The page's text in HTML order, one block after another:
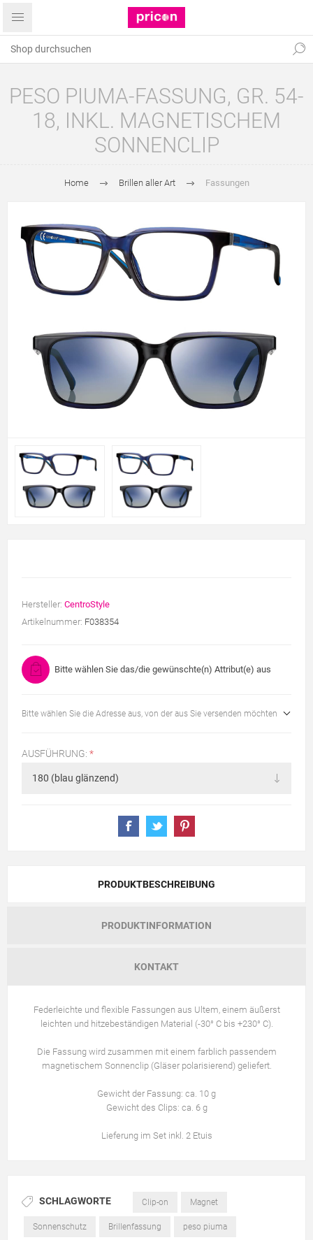
PESO PIUMA-FASSUNG, GR. 54-
18, INKL. MAGNETISCHEM
SONNENCLIP
Home Brillen aller Art Fassungen
Hersteller: CentroStyle
Artikelnummer: F038354
Bitte wählen Sie das/die gewünschte(n) Attribut(e) aus
Bitte wählen Sie die Adresse aus, von der aus Sie versenden möchten
AUSFÜHRUNG: *
PRODUKTBESCHREIBUNG
PRODUKTINFORMATION
KONTAKT
Federleichte und flexible Fassungen aus Ultem, einem äußerst
leichten und hitzebeständigen Material (-30° C bis +230° C).
Die Fassung wird zusammen mit einem farblich passendem
magnetischem Sonnenclip (Gläser polarisierend) geliefert.
Gewicht der Fassung: ca. 10 g
Gewicht des Clips: ca. 6 g
Lieferung im Set inkl. 2 Etuis
SCHLAGWORTE Clip-on Magnet
Sonnenschutz Brillenfassung peso piuma